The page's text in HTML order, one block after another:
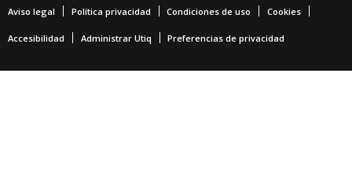
Aviso legal Política privacidad Condiciones de uso Cookies
Accesibilidad Administrar Utiq Preferencias de privacidad